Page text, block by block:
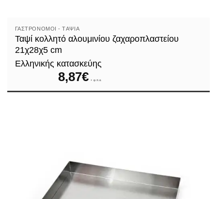
ΓΑΣΤΡΟΝΌΜΟΙ - TΑΨΙΆ
Ταψί κολλητό αλουμινίου ζαχαροπλαστείου
21χ28χ5 cm
Ελληνικής κατασκεύης
8,87€ + φ.π.α.